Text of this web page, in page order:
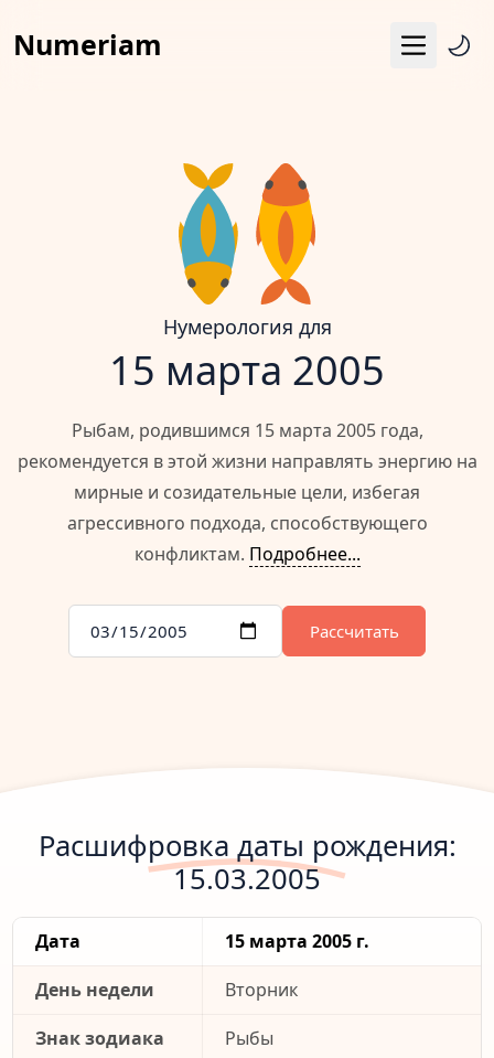
Numeriam Меню
Матрица судьбы
Гороскоп
Календарь
Нумерология для
15 марта 2005
Рыбам, родившимся 15 марта 2005 года,
рекомендуется в этой жизни направлять энергию на
мирные и созидательные цели, избегая
агрессивного подхода, способствующего
конфликтам. Подробнее...
Рассчитать
Расшифровка даты рождения:
15.03.2005
Дата
15 марта 2005 г.
День недели
Вторник
Знак зодиака
Рыбы